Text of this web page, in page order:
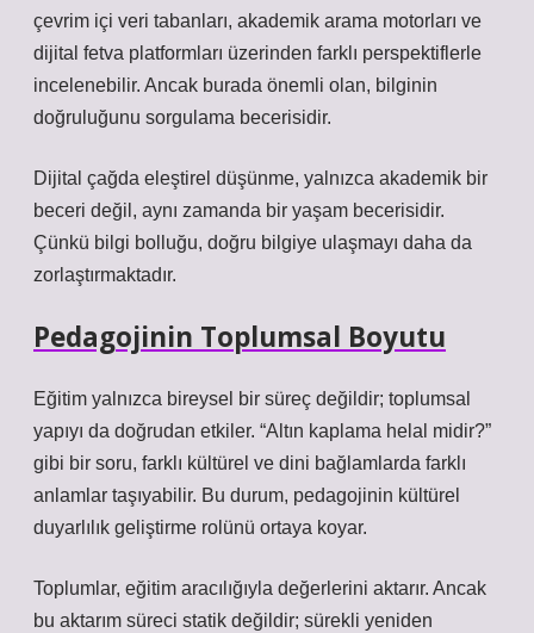
çevrim içi veri tabanları, akademik arama motorları ve
dijital fetva platformları üzerinden farklı perspektiflerle
incelenebilir. Ancak burada önemli olan, bilginin
doğruluğunu sorgulama becerisidir.
Dijital çağda eleştirel düşünme, yalnızca akademik bir
beceri değil, aynı zamanda bir yaşam becerisidir.
Çünkü bilgi bolluğu, doğru bilgiye ulaşmayı daha da
zorlaştırmaktadır.
Pedagojinin Toplumsal Boyutu
Eğitim yalnızca bireysel bir süreç değildir; toplumsal
yapıyı da doğrudan etkiler. “Altın kaplama helal midir?”
gibi bir soru, farklı kültürel ve dini bağlamlarda farklı
anlamlar taşıyabilir. Bu durum, pedagojinin kültürel
duyarlılık geliştirme rolünü ortaya koyar.
Toplumlar, eğitim aracılığıyla değerlerini aktarır. Ancak
bu aktarım süreci statik değildir; sürekli yeniden